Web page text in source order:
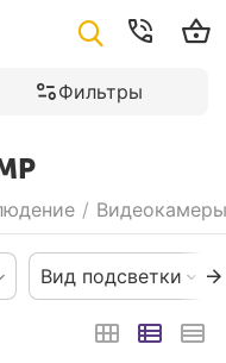
Фильтры
/ Видеокамеры
Вид подсветки